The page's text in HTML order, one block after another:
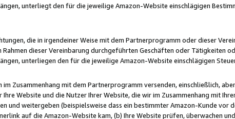
unterliegt den für die jeweilige Amazon-Website einschlägigen
die in irgendeiner Weise mit dem Partnerprogramm oder dieser
dieser Vereinbarung durchgeführten Geschäften oder Tätigkeiten
unterliegen den für die jeweilige Amazon-Website einschlägigen
Zusammenhang mit dem Partnerprogramm versenden, einschließlich,
Website und die Nutzer Ihrer Website, die wir im Zusammenhang mit
und weitergeben (beispielsweise dass ein bestimmter Amazon-Kunde
auf die Amazon-Website kam, (b) Ihre Website prüfen, überwachen